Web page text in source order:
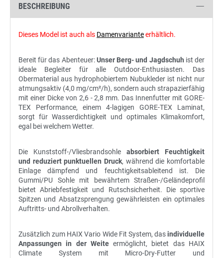
BESCHREIBUNG
Dieses Model ist auch als Damenvarianteerhältlich.
Bereit für das Abenteuer:Unser Berg- und Jagdschuh ist der
ideale Begleiter für alle Outdoor-Enthusiasten. Das
Obermaterial aus hydrophobiertem Nubukleder ist nicht nur
atmungsaktiv (4,0 mg/cm²/h), sondern auch strapazierfähig
mit einer Dicke von 2,6 - 2,8 mm. Das Innenfutter mit GORE-
TEX Performance, einem 4-lagigen GORE-TEX Laminat,
sorgt für Wasserdichtigkeit und optimales Klimakomfort,
egal bei welchem Wetter.
Die Kunststoff-/Vliesbrandsohle absorbiert Feuchtigkeit
und reduziert punktuellen Druck, während die komfortable
Einlage dämpfend und feuchtigkeitsableitend ist. Die
Gummi/PU Sohle mit bewährtem Straßen-/Geländeprofil
bietet Abriebfestigkeit und Rutschsicherheit. Die sportive
Spitzen und Absatzsprengung gewährleisten ein optimales
Auftritts- und Abrollverhalten.
Zusätzlich zum HAIX Vario Wide Fit System, dasindividuelle
Anpassungen in der Weiteermöglicht, bietet das HAIX
Climate System mit Micro-Dry-Futter und